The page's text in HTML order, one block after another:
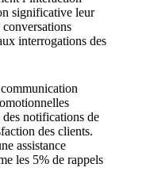
significative leur
interrogations des
notifications de
des clients.
assistance
les 5% de rappels